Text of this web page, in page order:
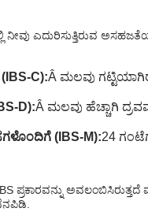
ನೀವು ಎದುರಿಸುತ್ತಿರುವ
C):Â ಮಲವು
D):Â ಮಲವು ಹೆಚ್ಚಾಗಿ
(IBS-M):24
ಪ್ರಕಾರವನ್ನು